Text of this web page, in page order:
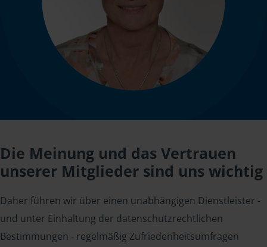
Die Meinung und das Vertrauen
unserer Mitglieder sind uns wichtig
Daher führen wir über einen unabhängigen Dienstleister -
und unter Einhaltung der datenschutzrechtlichen
Bestimmungen - regelmäßig Zufriedenheitsumfragen